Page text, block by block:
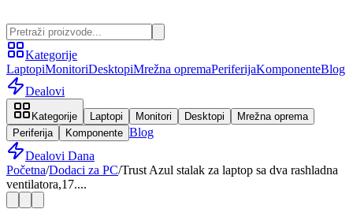
Kategorije
LaptopiMonitoriDesktopiMrežna opremaPeriferijaKomponenteBlog
Dealovi
Kategorije Laptopi Monitori Desktopi
Mrežna oprema
Periferija
Komponente Blog
Dealovi Dana
Početna/Dodaci za PC/Trust Azul stalak za laptop sa dva rashladna
ventilatora,17....